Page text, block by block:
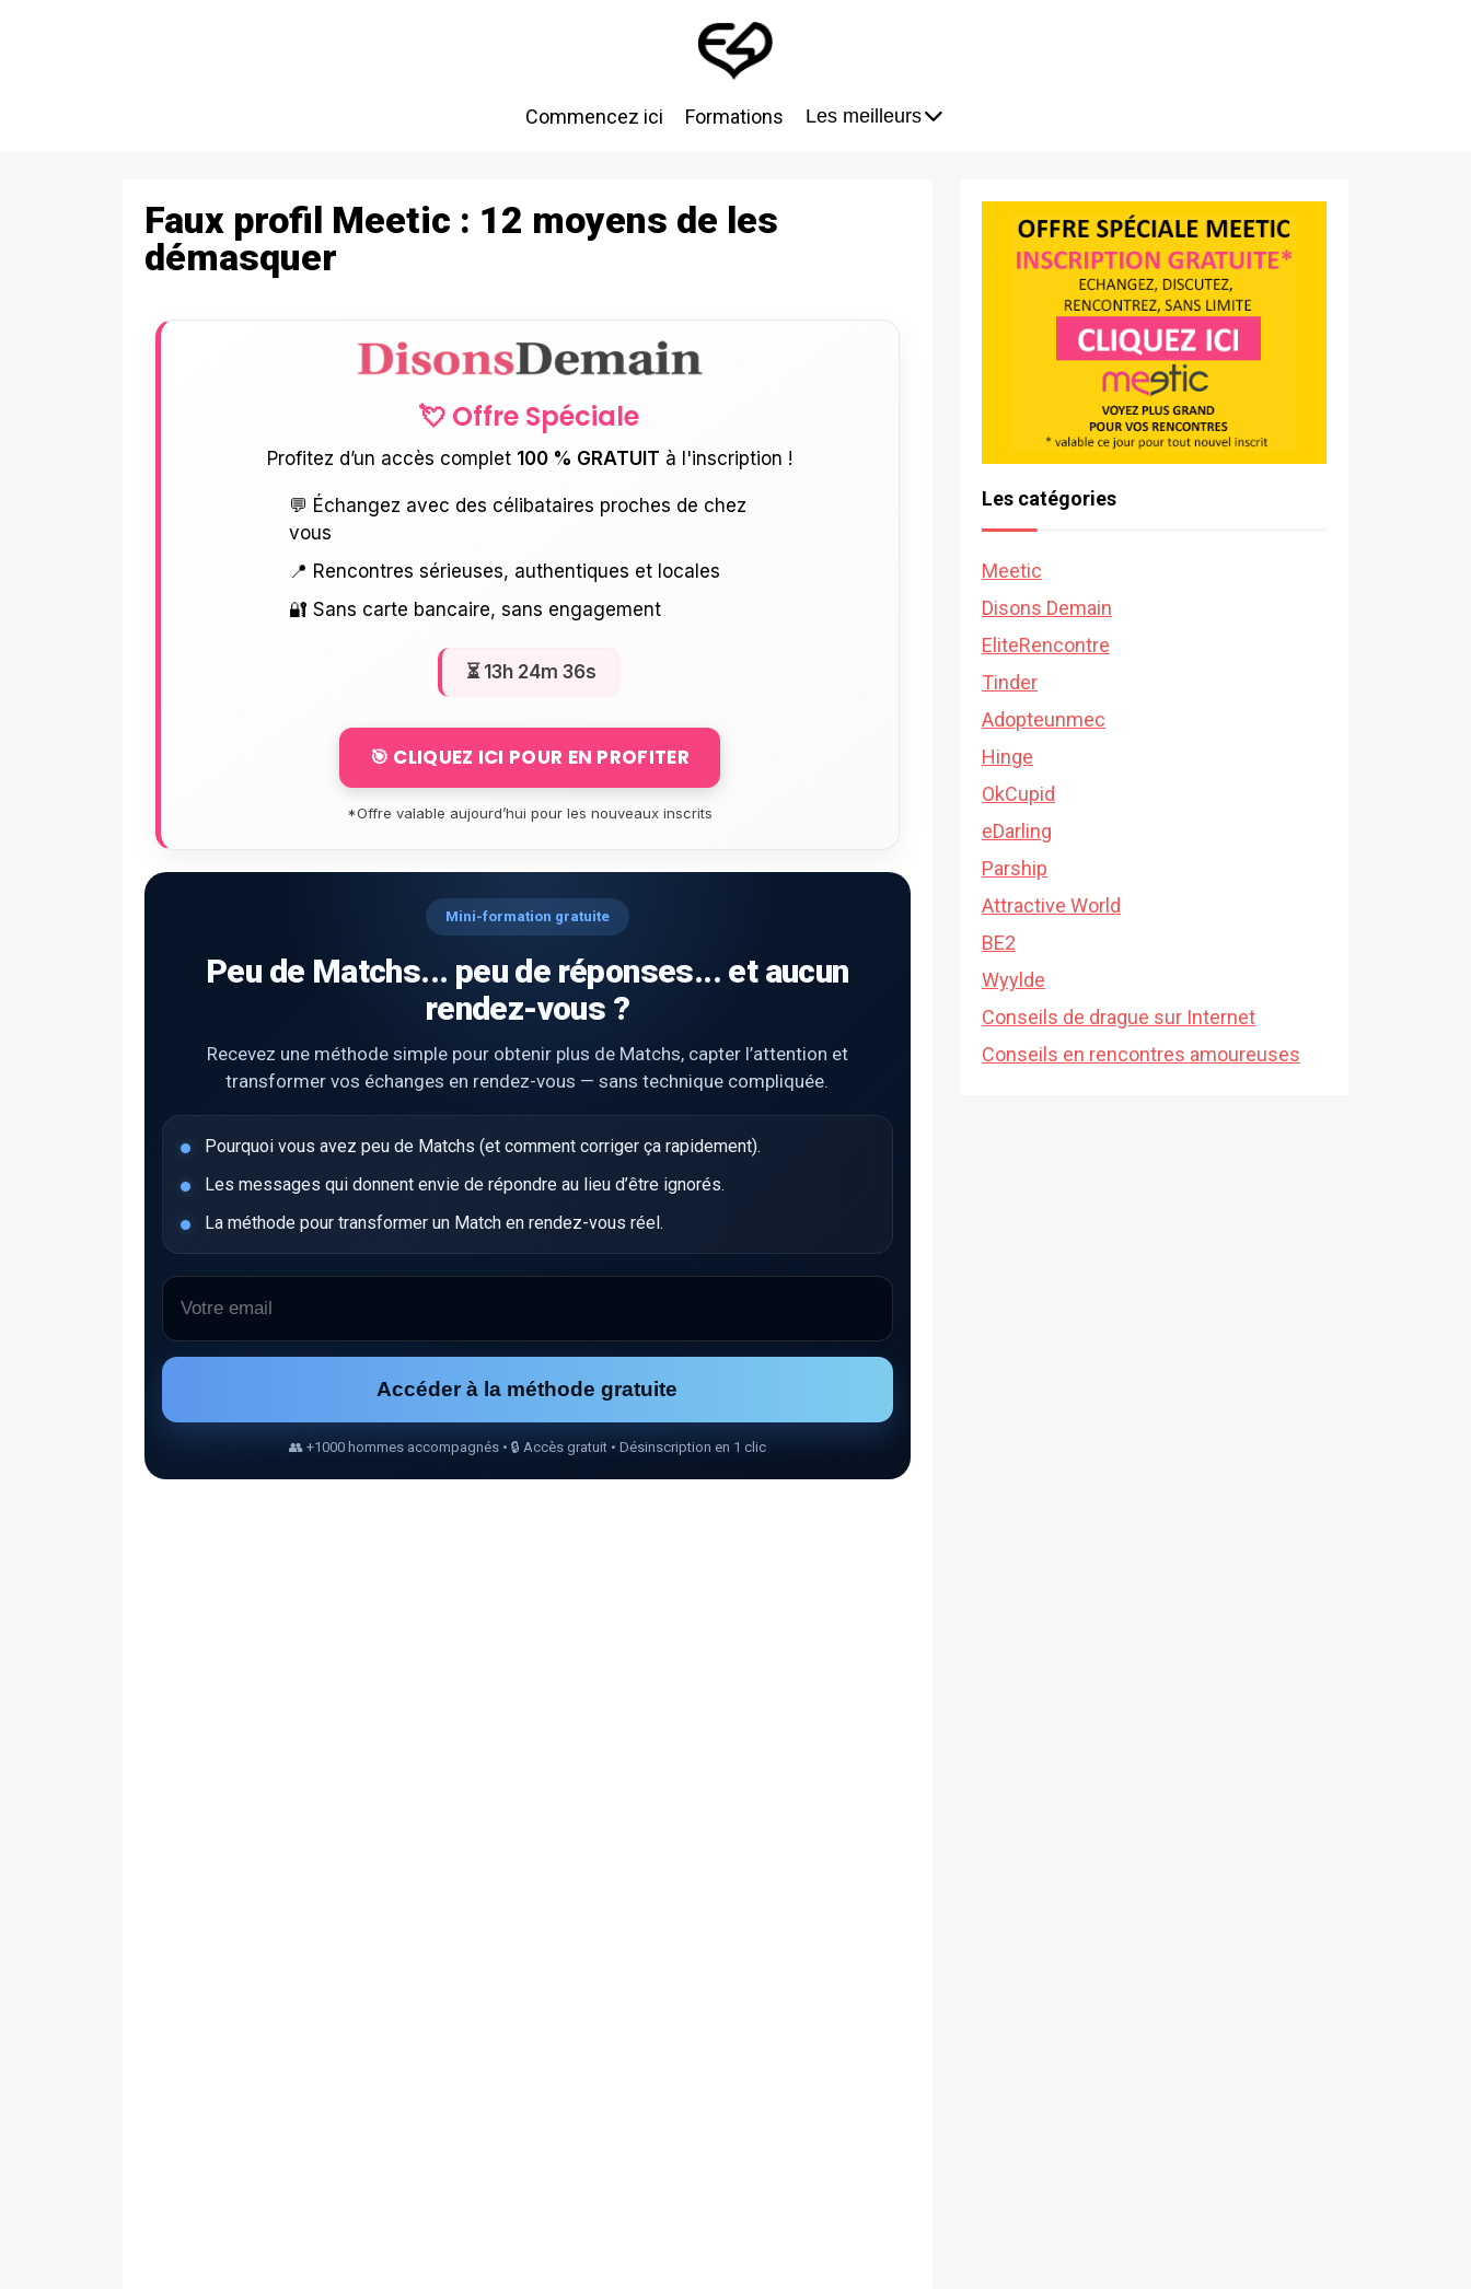
Commencez ici Formations Les meilleurs
Faux profil Meetic : 12 moyens de les
démasquer
💘 Offre Spéciale
Profitez d’un accès complet 100 % GRATUIT à l'inscription !
💬 Échangez avec des célibataires proches de chez
vous
📍 Rencontres sérieuses, authentiques et locales
🔐 Sans carte bancaire, sans engagement
⏳ 13h 24m 35s
🎯 CLIQUEZ ICI POUR EN PROFITER
*Offre valable aujourd’hui pour les nouveaux inscrits
Mini-formation gratuite
Peu de Matchs... peu de réponses... et aucun
rendez-vous ?
Recevez une méthode simple pour obtenir plus de Matchs, capter l’attention et
transformer vos échanges en rendez-vous — sans technique compliquée.
Pourquoi vous avez peu de Matchs (et comment corriger ça rapidement).
Les messages qui donnent envie de répondre au lieu d’être ignorés.
La méthode pour transformer un Match en rendez-vous réel.
Accéder à la méthode gratuite
👥 +1000 hommes accompagnés • 🔒 Accès gratuit • Désinscription en 1 clic
Les catégories
Meetic
Disons Demain
EliteRencontre
Tinder
Adopteunmec
Hinge
OkCupid
eDarling
Parship
Attractive World
BE2
Wyylde
Conseils de drague sur Internet
Conseils en rencontres amoureuses